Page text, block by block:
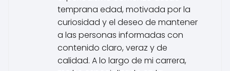
temprana edad, motivada por la
curiosidad y el deseo de mantener
a las personas informadas con
contenido claro, veraz y de
calidad. A lo largo de mi carrera,